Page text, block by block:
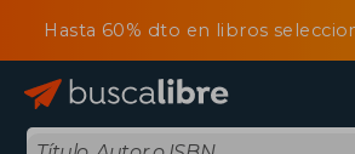
Hasta 60% dto en libros